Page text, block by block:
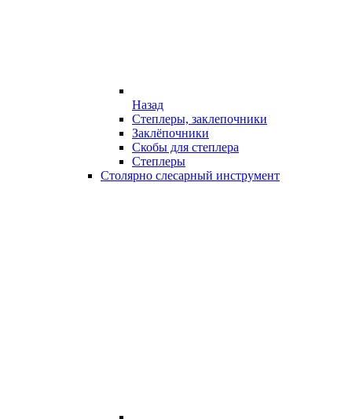
Назад
Степлеры, заклепочники
Заклёпочники
Скобы для степлера
Степлеры
Столярно слесарный инструмент